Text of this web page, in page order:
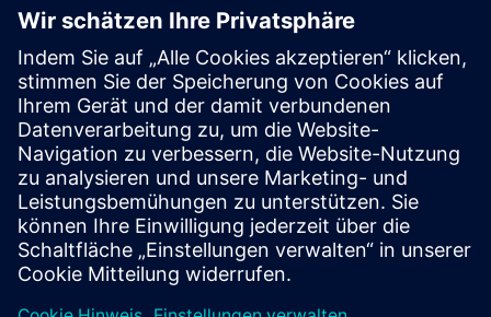
Follow
Press | Company | Siemens
© Siemens 1996 – 2026
Corporate Information
Privacy Notice